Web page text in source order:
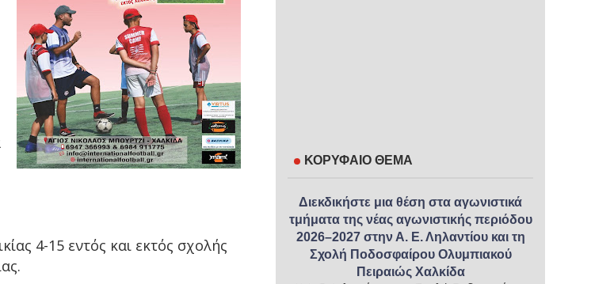
4-15 εντός και εκτός σχολής
ΚΟΡΥΦΑΙΟ ΘΕΜΑ
Διεκδικήστε μια θέση στα αγωνιστικά
τμήματα της νέας αγωνιστικής περιόδου
2026–2027 στην Α. Ε. Ληλαντίου και τη
Σχολή Ποδοσφαίρου Ολυμπιακού
Πειραιώς Χαλκίδα